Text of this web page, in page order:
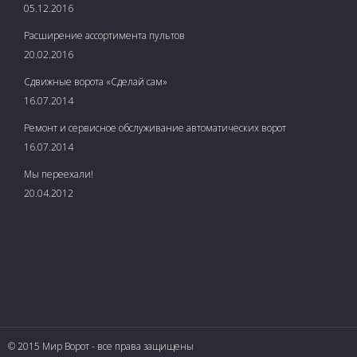
05.12.2016
Расширение ассортимента пультов
20.02.2016
Сдвижные ворота «Сделай сам»
16.07.2014
Ремонт и сервисное обслуживание автоматических ворот
16.07.2014
Мы переехали!
20.04.2012
© 2015 Мир Ворот - все права защищены